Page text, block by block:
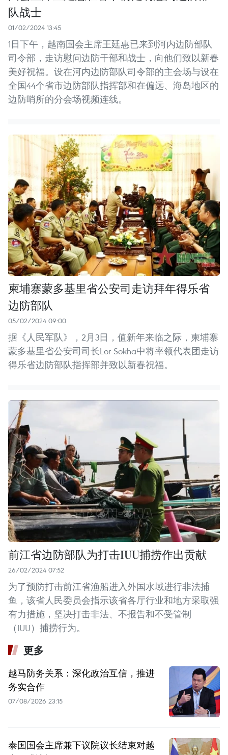
队战士
01/02/2024 13:45
1日下午，越南国会主席王廷惠已来到河内边防部队
司令部，走访慰问边防干部和战士，向他们致以新春
美好祝福。设在河内边防部队司令部的主会场与设在
全国44个省市边防部队指挥部和在偏远、海岛地区的
边防哨所的分会场视频连线。
柬埔寨蒙多基里省公安司走访拜年得乐省
边防部队
05/02/2024 09:00
据《人民军队》，2月3日，值新年来临之际，柬埔寨
蒙多基里省公安司司长Lor Sokha中将率领代表团走访
得乐省边防部队指挥部并致以新春祝福。
前江省边防部队为打击IUU捕捞作出贡献
26/02/2024 07:52
为了预防打击前江省渔船进入外国水域进行非法捕
鱼，该省人民委员会指示该省各厅行业和地方采取强
有力措施，坚决打击非法、不报告和不受管制
（IUU）捕捞行为。
更多
越马防务关系：深化政治互信，推进
务实合作
07/08/2026 23:15
泰国国会主席兼下议院议长结束对越